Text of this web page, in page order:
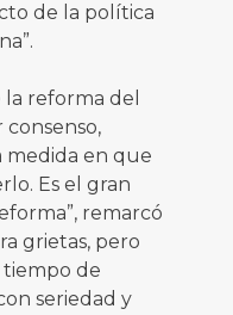
de la política
reforma del
medida en que
Es el gran
remarcó
grietas, pero
de
seriedad y